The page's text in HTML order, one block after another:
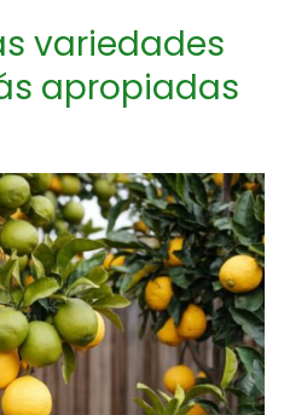
variedades
apropiadas